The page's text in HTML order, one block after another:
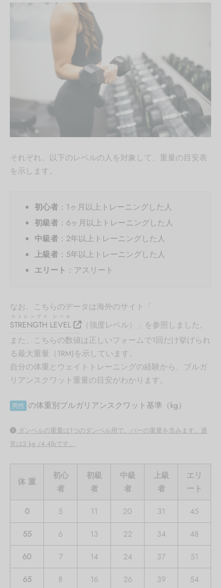
それぞれ、以下のレベルの人を対象して、重量の目安表
を示します。
初心者：1ヶ月以上トレーニングした人
初級者：6ヶ月以上トレーニングした人
中級者：2年以上トレーニングした人
上級者：5年以上トレーニングした人
エリート ：アスリート
なお、こちらのデータは海外のサイト「
STRENGTH LEVEL
ストレングス レベル
（強度レベル）」を参照しました。
また、こちらの数値は正しいフォームで1回だけ挙げられ
る最大重量（1RM)を示しています。
自分の体重とウェイトトレーニングの経験から、ブルガ
リアンスクワット重量の目安がわかります。
男性 の体重別ブルガリアンスクワット基準（kg）
ダンベルの重量は1つのダンベル用で、バーの重量を含みます。通
常は2 kg /4.4lbです。
体 重
初心
者
初級
者
中級
者
上級
者
エリ
ート
0
5 11 20 31
45
55
6 13 22 34
48
60
7 14 24 37
51
65
8 16 26 39 54